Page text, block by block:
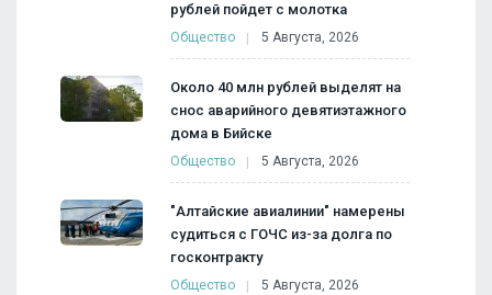
рублей пойдет с молотка
Общество 5 Августа, 2026
Около 40 млн рублей выделят на
снос аварийного девятиэтажного
дома в Бийске
Общество 5 Августа, 2026
"Алтайские авиалинии" намерены
судиться с ГОЧС из-за долга по
госконтракту
Общество 5 Августа, 2026